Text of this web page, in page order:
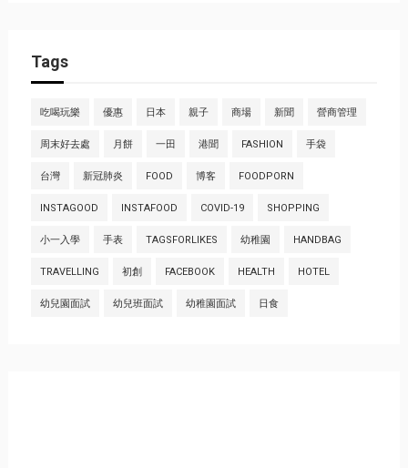
Tags
吃喝玩樂 優惠 日本 親子 商場 新聞 營商管理
周末好去處 月餅 一田 港聞 FASHION 手袋
台灣 新冠肺炎 FOOD 博客 FOODPORN
INSTAGOOD INSTAFOOD COVID-19 SHOPPING
小一入學 手表 TAGSFORLIKES 幼稚園 HANDBAG
TRAVELLING 初創 FACEBOOK HEALTH HOTEL
幼兒園面試 幼兒班面試 幼稚園面試 日食